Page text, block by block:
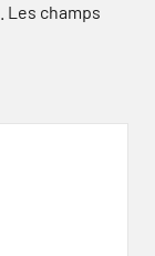
Les champs